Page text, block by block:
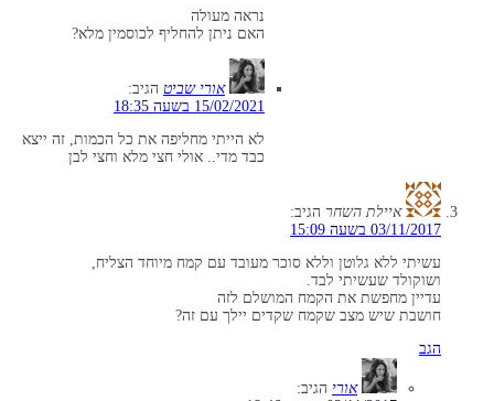
נראה מעולה
האם ניתן להחליף לכוסמין מלא?
אורי שביט הגיב:
15/02/2021 בשעה 18:35
לא הייתי מחליפה את כל הכמות, זה ייצא
כבד מדי.. אולי חצי מלא וחצי לבן
איילת השחר הגיב:
03/11/2017 בשעה 15:09
עשיתי ללא גלוטן וללא סוכר מעובד עם קמח מיוחד הצליח,
ושוקולד שעשיתי לבד.
עדיין מחפשת את הקמח המושלם לזה
חושבת שיש מצב שקמח שקדים יילך עם זה?
הגב
אורי הגיב: